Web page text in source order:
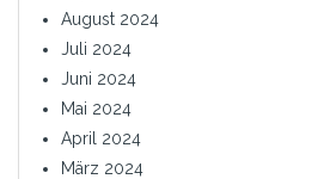
August 2024
Juli 2024
Juni 2024
Mai 2024
April 2024
März 2024